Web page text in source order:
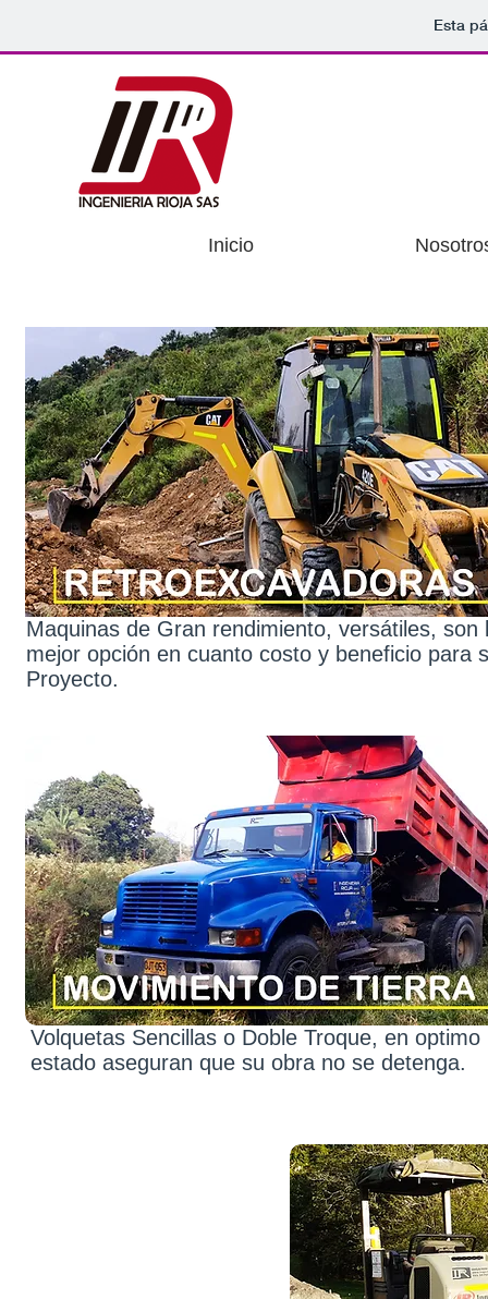
Esta
Inicio
Maquinas de Gran rendimiento, versátiles, son
mejor opción en cuanto costo y beneficio para
Proyecto.
Volquetas Sencillas o Doble Troque, en optimo
estado aseguran que su obra no se detenga.